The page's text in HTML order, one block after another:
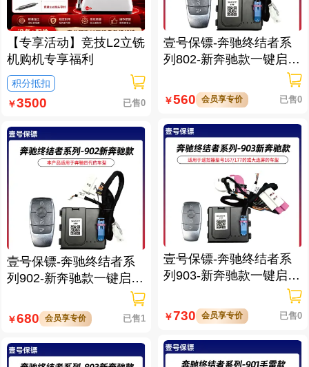
【专享活动】竞技L2立铣
机购机专享福利
积分抵扣
￥3500 已售0
壹号保镖-奔驰终结者系
列902-新奔驰款一键启动
￥680 会员享专价 已售1
壹号保镖-奔驰终结者系
列802-新奔驰款一键启动
￥560 会员享专价 已售0
壹号保镖-奔驰终结者系
列903-新奔驰款一键启动
￥730 会员享专价 已售0